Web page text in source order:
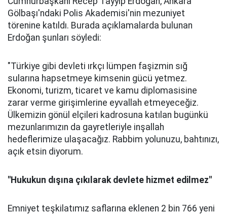
Gölbaşı'ndaki Polis Akademisi'nin mezuniyet
törenine katıldı. Burada açıklamalarda bulunan
Erdoğan şunları söyledi:
"Türkiye gibi devleti ırkçı lümpen faşizmin sığ
sularına hapsetmeye kimsenin gücü yetmez.
Ekonomi, turizm, ticaret ve kamu diplomasisine
zarar verme girişimlerine eyvallah etmeyeceğiz.
Ülkemizin gönül elçileri kadrosuna katılan bugünkü
mezunlarımızın da gayretleriyle inşallah
hedeflerimize ulaşacağız. Rabbim yolunuzu, bahtınızı,
açık etsin diyorum.
"Hukukun dışına çıkılarak devlete hizmet edilmez"
Emniyet teşkilatımız saflarına eklenen 2 bin 766 yeni